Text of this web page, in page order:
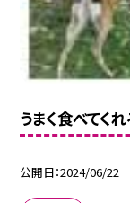
うまく食べてく
公開日 2024/06/22